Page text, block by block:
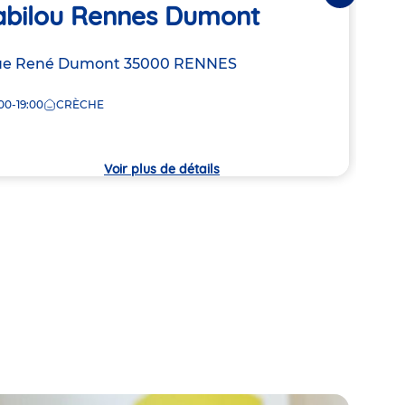
Rennes Dumont
René Dumont 35000 RENNES
19:00 CRÈCHE
Voir plus de détails